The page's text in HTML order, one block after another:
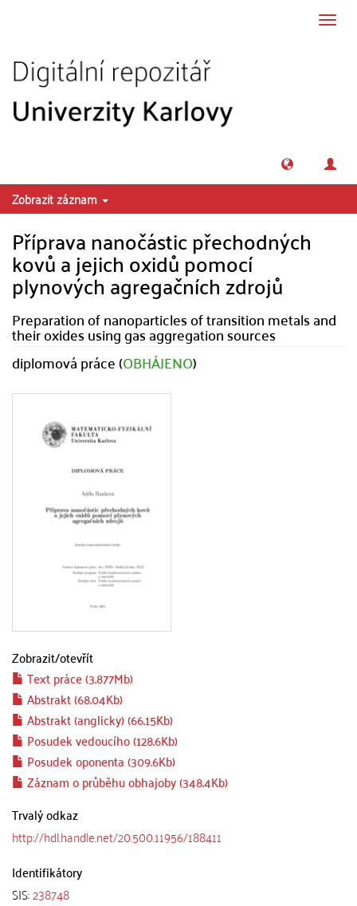
Zobrazit záznam
Příprava nanočástic přechodných
kovů a jejich oxidů pomocí
plynových agregačních zdrojů
Preparation of nanoparticles of transition metals and
their oxides using gas aggregation sources
diplomová práce (OBHÁJENO)
Zobrazit/otevřít
Text práce (3.877Mb)
Abstrakt (68.04Kb)
Abstrakt (anglicky) (66.15Kb)
Posudek vedoucího (128.6Kb)
Posudek oponenta (309.6Kb)
Záznam o průběhu obhajoby (348.4Kb)
Trvalý odkaz
http://hdl.handle.net/20.500.11956/188411
Identifikátory
SIS:238748